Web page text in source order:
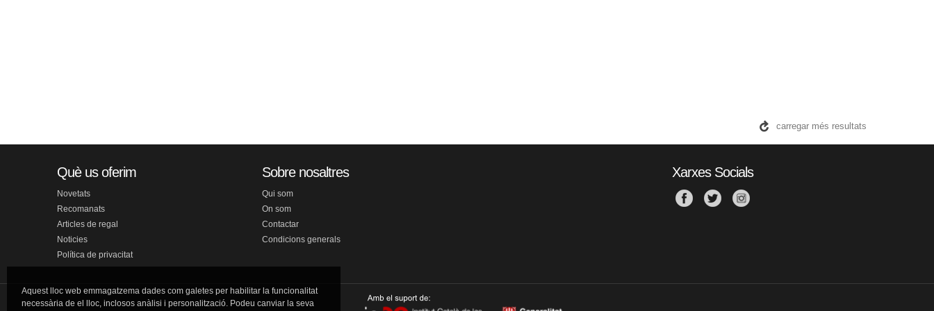
carregar més resultats
Què us oferim
Novetats
Recomanats
Articles de regal
Noticies
Política de privacitat
Sobre nosaltres
Qui som
On som
Contactar
Condicions generals
Xarxes Socials
Aquest lloc web emmagatzema dades com galetes per habilitar la funcionalitat
necessària de el lloc, inclosos anàlisi i personalització. Podeu canviar la seva